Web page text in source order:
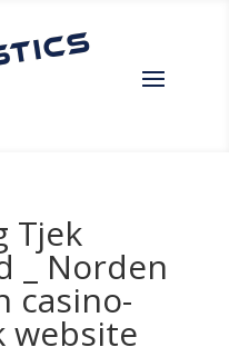
Tjek
_ Norden
casino-
website